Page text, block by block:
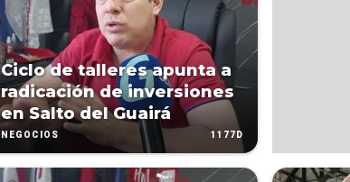
Ciclo de talleres apunta a
radicación de inversiones
en Salto del Guairá
NEGOCIOS 1177D